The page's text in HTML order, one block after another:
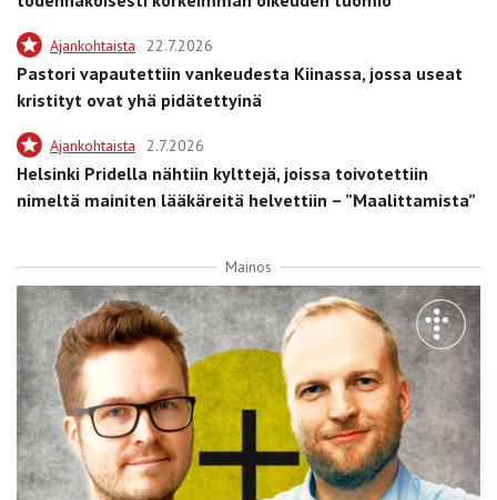
Ajankohtaista 22.7.2026
Pastori vapautettiin vankeudesta Kiinassa, jossa useat
kristityt ovat yhä pidätettyinä
Ajankohtaista 2.7.2026
Helsinki Pridella nähtiin kylttejä, joissa toivotettiin
nimeltä mainiten lääkäreitä helvettiin – ”Maalittamista”
Mainos